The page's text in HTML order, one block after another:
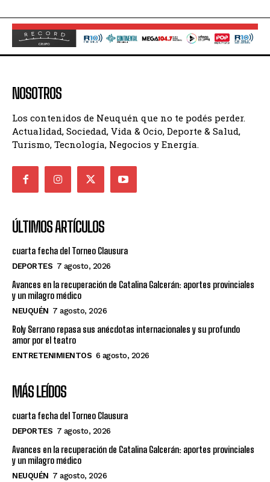
NOSOTROS
Los contenidos de Neuquén que no te podés perder.
Actualidad, Sociedad, Vida & Ocio, Deporte & Salud,
Turismo, Tecnología, Negocios y Energía.
ÚLTIMOS ARTÍCULOS
cuarta fecha del Torneo Clausura
DEPORTES 7 agosto, 2026
Avances en la recuperación de Catalina Galcerán: aportes provinciales
y un milagro médico
NEUQUÉN 7 agosto, 2026
Roly Serrano repasa sus anécdotas internacionales y su profundo
amor por el teatro
ENTRETENIMIENTOS 6 agosto, 2026
MÁS LEÍDOS
cuarta fecha del Torneo Clausura
DEPORTES 7 agosto, 2026
Avances en la recuperación de Catalina Galcerán: aportes provinciales
y un milagro médico
NEUQUÉN 7 agosto, 2026